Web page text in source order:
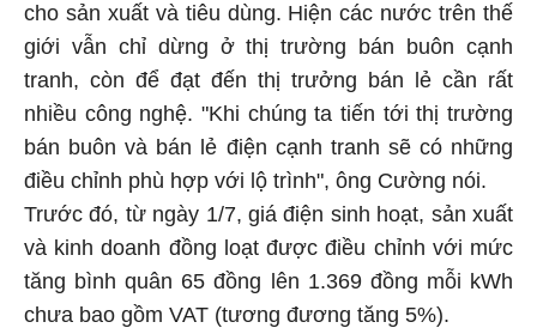
cho sản xuất và tiêu dùng. Hiện các nước trên thế
giới vẫn chỉ dừng ở thị trường bán buôn cạnh
tranh, còn để đạt đến thị trưởng bán lẻ cần rất
nhiều công nghệ. "Khi chúng ta tiến tới thị trường
bán buôn và bán lẻ điện cạnh tranh sẽ có những
điều chỉnh phù hợp với lộ trình", ông Cường nói.
Trước đó, từ ngày 1/7, giá điện sinh hoạt, sản xuất
và kinh doanh đồng loạt được điều chỉnh với mức
tăng bình quân 65 đồng lên 1.369 đồng mỗi kWh
chưa bao gồm VAT (tương đương tăng 5%).